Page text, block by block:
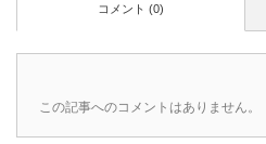
コメント (0)
この記事へのコメントはありません。